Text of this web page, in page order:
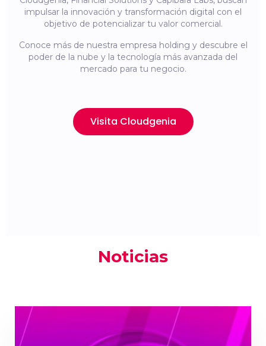
impulsar la innovación y transformación digital con el
objetivo de potencializar tu valor comercial.
Conoce más de nuestra empresa holding y descubre el
poder de la nube y la tecnología más avanzada del
mercado para tu negocio.
Visita Cloudgenia
Noticias